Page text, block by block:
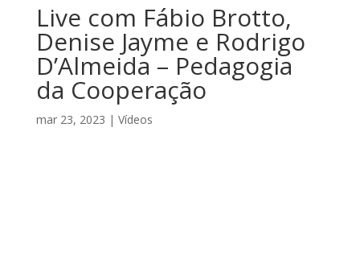
Live com Fábio Brotto,
Denise Jayme e Rodrigo
D’Almeida – Pedagogia
da Cooperação
mar 23, 2023 | Vídeos